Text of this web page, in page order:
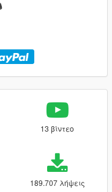
13 βίντεο
189.707 λήψεις